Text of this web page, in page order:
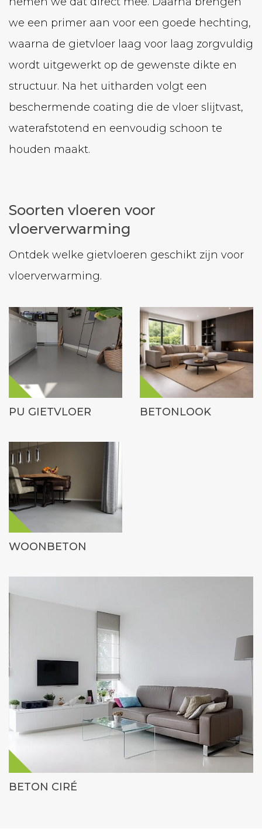
we een primer aan voor een goede hechting,
waarna de gietvloer laag voor laag zorgvuldig
wordt uitgewerkt op de gewenste dikte en
structuur. Na het uitharden volgt een
beschermende coating die de vloer slijtvast,
waterafstotend en eenvoudig schoon te
houden maakt.
Soorten vloeren voor
vloerverwarming
Ontdek welke gietvloeren geschikt zijn voor
vloerverwarming.
PU GIETVLOER BETONLOOK
WOONBETON
BETON CIRÉ